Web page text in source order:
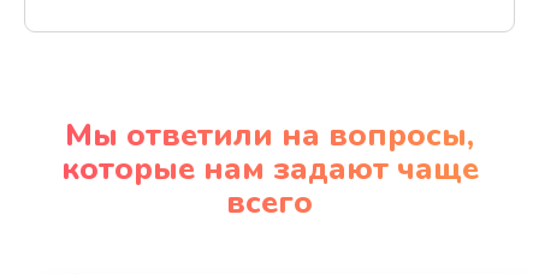
Заказать
Профилактическая чистка
Мы ответили на вопросы,
которые нам задают чаще
всего